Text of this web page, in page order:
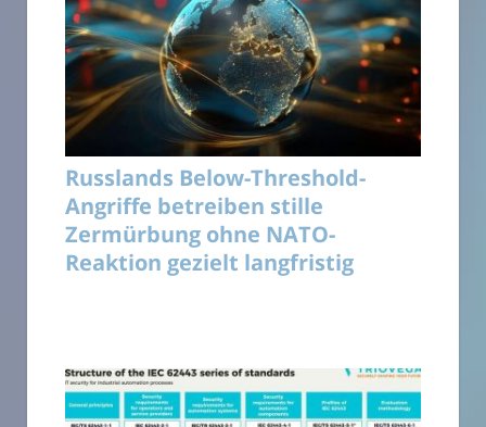
Russlands Below-Threshold-
Angriffe betreiben stille
Zermürbung ohne NATO-
Reaktion gezielt langfristig